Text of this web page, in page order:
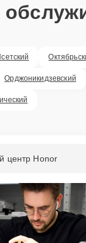
Орджоникидзевский
центр Honor